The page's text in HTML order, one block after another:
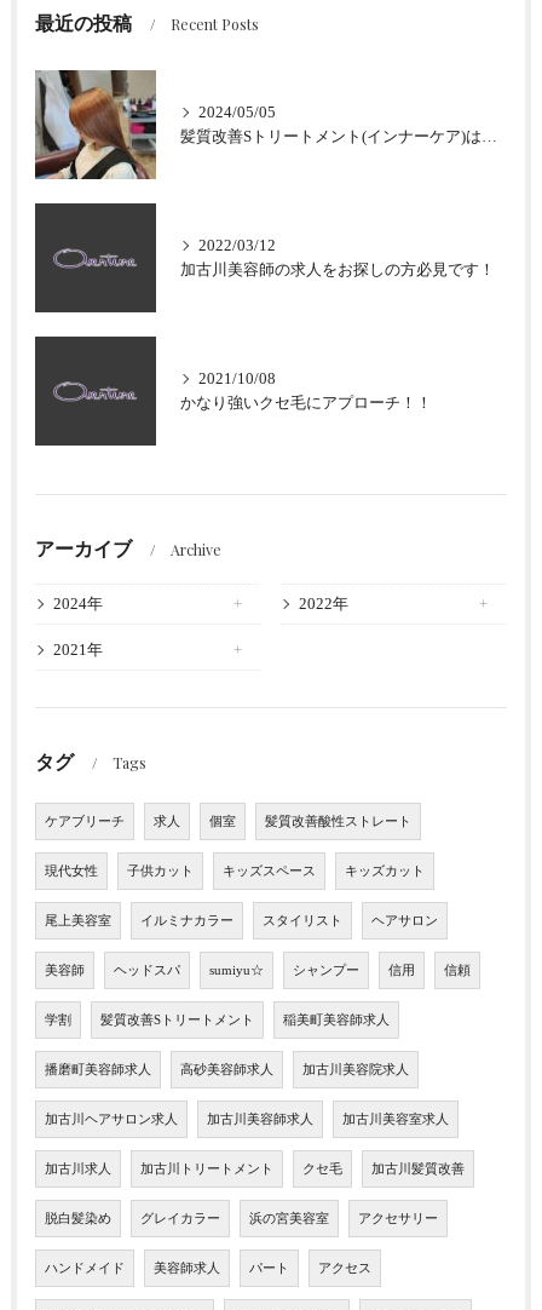
最近の投稿 Recent Posts
2024/05/05
髪質改善Sトリートメント(インナーケア)はなぜ加古川最強なのか？
2022/03/12
加古川美容師の求人をお探しの方必見です！
2021/10/08
かなり強いクセ毛にアプローチ！！
アーカイブ Archive
2024年 2022年
2021年
タグ Tags
ケアブリーチ 求人 個室 髪質改善酸性ストレート
現代女性 子供カット キッズスペース キッズカット
尾上美容室 イルミナカラー スタイリスト ヘアサロン
美容師 ヘッドスパ sumiyu☆ シャンプー 信用 信頼
学割 髪質改善Sトリートメント 稲美町美容師求人
播磨町美容師求人 高砂美容師求人 加古川美容院求人
加古川ヘアサロン求人 加古川美容師求人 加古川美容室求人
加古川求人 加古川トリートメント クセ毛 加古川髪質改善
脱白髪染め グレイカラー 浜の宮美容室 アクセサリー
ハンドメイド 美容師求人 パート アクセス